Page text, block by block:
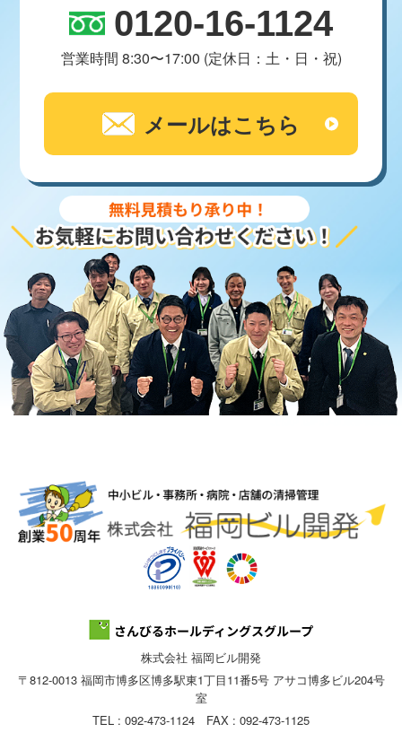
0120-16-1124
営業時間 8:30〜17:00 (定休日：土・日・祝)
メールはこちら
株式会社 福岡ビル開発
〒812-0013 福岡市博多区博多駅東1丁目11番5号 アサコ博多ビル204号
室
TEL : 092-473-1124 FAX : 092-473-1125